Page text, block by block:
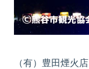
（有）豊田煙火